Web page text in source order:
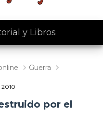
y Libros
Guerra
2010
por el